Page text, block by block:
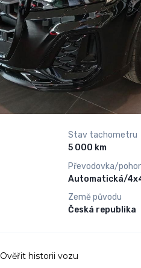
Stav tachometru
5 000 km
Převodovka/
Automatická/
Země původu
Česká republika
Ověřit historii vozu